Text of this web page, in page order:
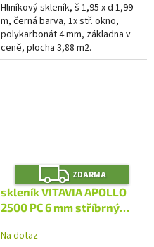
Hliníkový skleník, š 1,95 x d 1,99
m, černá barva, 1x stř. okno,
polykarbonát 4 mm, základna v
ceně, plocha 3,88 m2.
Z
D
A
R
M
ZDARMA
skleník VITAVIA APOLLO
2500 PC 6 mm stříbrný
Na dotaz